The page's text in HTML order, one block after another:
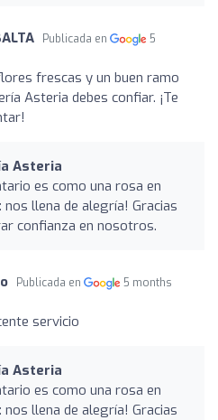
Publicada en
5
frescas y un buen ramo
Asteria debes confiar. ¡Te
Asteria
es como una rosa en
nos llena de alegría! Gracias
confianza en nosotros.
Publicada en
5 months
servicio
Asteria
es como una rosa en
nos llena de alegría! Gracias